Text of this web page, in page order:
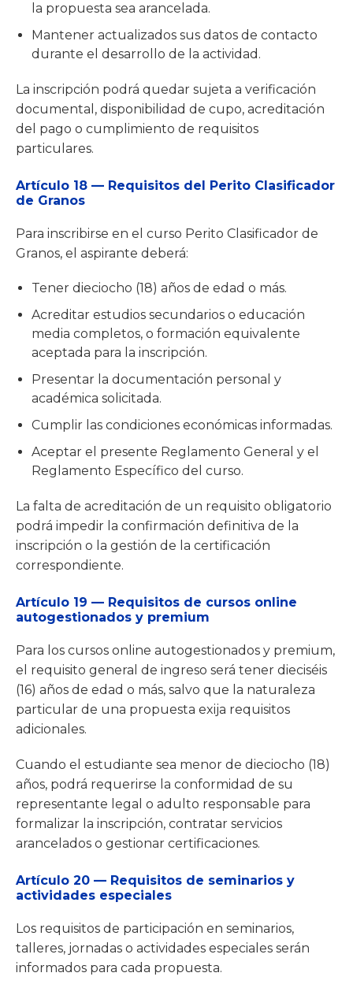
la propuesta sea arancelada.
Mantener actualizados sus datos de contacto
durante el desarrollo de la actividad.
La inscripción podrá quedar sujeta a verificación
documental, disponibilidad de cupo, acreditación
del pago o cumplimiento de requisitos
particulares.
Artículo 18 — Requisitos del Perito Clasificador
de Granos
Para inscribirse en el curso Perito Clasificador de
Granos, el aspirante deberá:
Tener dieciocho (18) años de edad o más.
Acreditar estudios secundarios o educación
media completos, o formación equivalente
aceptada para la inscripción.
Presentar la documentación personal y
académica solicitada.
Cumplir las condiciones económicas informadas.
Aceptar el presente Reglamento General y el
Reglamento Específico del curso.
La falta de acreditación de un requisito obligatorio
podrá impedir la confirmación definitiva de la
inscripción o la gestión de la certificación
correspondiente.
Artículo 19 — Requisitos de cursos online
autogestionados y premium
Para los cursos online autogestionados y premium,
el requisito general de ingreso será tener dieciséis
(16) años de edad o más, salvo que la naturaleza
particular de una propuesta exija requisitos
adicionales.
Cuando el estudiante sea menor de dieciocho (18)
años, podrá requerirse la conformidad de su
representante legal o adulto responsable para
formalizar la inscripción, contratar servicios
arancelados o gestionar certificaciones.
Artículo 20 — Requisitos de seminarios y
actividades especiales
Los requisitos de participación en seminarios,
talleres, jornadas o actividades especiales serán
informados para cada propuesta.